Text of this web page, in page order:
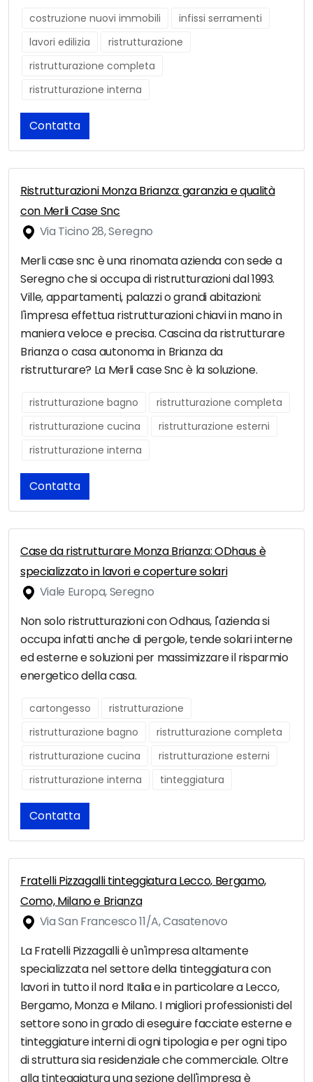
costruzione nuovi immobili
infissi serramenti
lavori edilizia
ristrutturazione
ristrutturazione completa
ristrutturazione interna
Contatta
Ristrutturazioni Monza Brianza: garanzia e qualità
con Merli Case Snc
Via Ticino 28, Seregno
Merli case snc è una rinomata azienda con sede a
Seregno che si occupa di ristrutturazioni dal 1993.
Ville, appartamenti, palazzi o grandi abitazioni:
l'impresa effettua ristrutturazioni chiavi in mano in
maniera veloce e precisa. Cascina da ristrutturare
Brianza o casa autonoma in Brianza da
ristrutturare? La Merli case Snc è la soluzione.
ristrutturazione bagno
ristrutturazione completa
ristrutturazione cucina
ristrutturazione esterni
ristrutturazione interna
Contatta
Case da ristrutturare Monza Brianza: ODhaus è
specializzato in lavori e coperture solari
Viale Europa, Seregno
Non solo ristrutturazioni con Odhaus, l'azienda si
occupa infatti anche di pergole, tende solari interne
ed esterne e soluzioni per massimizzare il risparmio
energetico della casa.
cartongesso
ristrutturazione
ristrutturazione bagno
ristrutturazione completa
ristrutturazione cucina
ristrutturazione esterni
ristrutturazione interna
tinteggiatura
Contatta
Fratelli Pizzagalli tinteggiatura Lecco, Bergamo,
Como, Milano e Brianza
Via San Francesco 11/A, Casatenovo
La Fratelli Pizzagalli è un'impresa altamente
specializzata nel settore della tinteggiatura con
lavori in tutto il nord Italia e in particolare a Lecco,
Bergamo, Monza e Milano. I migliori professionisti del
settore sono in grado di eseguire facciate esterne e
tinteggiature interni di ogni tipologia e per ogni tipo
di struttura sia residenziale che commerciale. Oltre
alla tinteggiatura una sezione dell'impresa è